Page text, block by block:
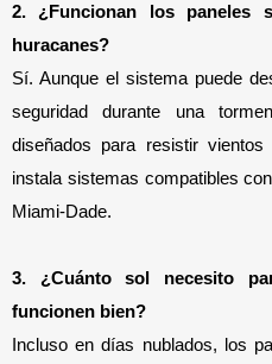
2. ¿Funcionan los paneles
huracanes?
Sí. Aunque el sistema puede
seguridad durante una
diseñados para resistir
instala sistemas compatibles
Miami-Dade.
3. ¿Cuánto sol necesito
funcionen bien?
Incluso en días nublados, los